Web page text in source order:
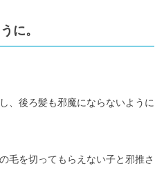
に。
、後ろ髪も邪魔にならないように
毛を切ってもらえない子と邪推さ